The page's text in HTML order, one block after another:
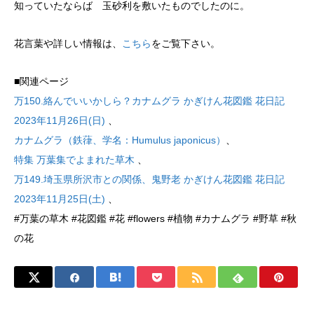
知っていたならば 玉砂利を敷いたものでしたのに。
花言葉や詳しい情報は、 こちらをご覧下さい。
■関連ページ
万150.絡んでいいかしら？カナムグラ かぎけん花図鑑 花日記
2023年11月26日(日)
カナムグラ（鉄葎、学名：Humulus japonicus）
特集 万葉集でよまれた草木
万149.埼玉県所沢市との関係、鬼野老 かぎけん花図鑑 花日記
2023年11月25日(土)
#万葉の草木 #花図鑑 #花 #flowers #植物 #カナムグラ #野草 #秋
の花